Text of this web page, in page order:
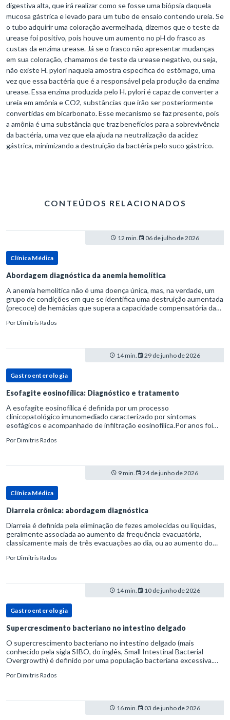
digestiva alta, que irá realizar como se fosse uma biópsia daquela
mucosa gástrica e levado para um tubo de ensaio contendo ureia. Se
o tubo adquirir uma coloração avermelhada, dizemos que o teste da
urease foi positivo, pois houve um aumento no pH do frasco as
custas da enzima urease. Já se o frasco não apresentar mudanças
em sua coloração, chamamos de teste da urease negativo, ou seja,
não existe H. pylori naquela amostra específica do estômago, uma
vez que essa bactéria que é a responsável pela produção da enzima
urease. Essa enzima produzida pelo H. pylori é capaz de converter a
ureia em amônia e CO2, substâncias que irão ser posteriormente
convertidas em bicarbonato. Esse mecanismo se faz presente, pois
a amônia é uma substância que traz benefícios para a sobrevivência
da bactéria, uma vez que ela ajuda na neutralização da acidez
gástrica, minimizando a destruição da bactéria pelo suco gástrico.
CONTEÚDOS RELACIONADOS
12 min. 06 de julho de 2026
Clínica Médica
Abordagem diagnóstica da anemia hemolítica
A anemia hemolítica não é uma doença única, mas, na verdade, um
grupo de condições em que se identifica uma destruição aumentada
(precoce) de hemácias que supera a capacidade compensatória da
PorDimitris Rados
14 min. 29 de junho de 2026
Gastroenterologia
Esofagite eosinofílica: Diagnóstico e tratamento
A esofagite eosinofílica é definida por um processo
clinicopatológico imunomediado caracterizado por sintomas
esofágicos e acompanhado de infiltração eosinofílica.Por anos foi
refluxo gastr
PorDimitris Rados
9 min. 24 de junho de 2026
Clínica Médica
Diarreia crônica: abordagem diagnóstica
Diarreia é definida pela eliminação de fezes amolecidas ou líquidas,
geralmente associada ao aumento da frequência evacuatória,
classicamente mais de três evacuações ao dia, ou ao aumento do
PorDimitris Rados
14 min. 10 de junho de 2026
Gastroenterologia
Supercrescimento bacteriano no intestino delgado
O supercrescimento bacteriano no intestino delgado (mais
conhecido pela sigla SIBO, do inglês, Small Intestinal Bacterial
Overgrowth) é definido por uma população bacteriana excessiva.
PorDimitris Rados
16 min. 03 de junho de 2026